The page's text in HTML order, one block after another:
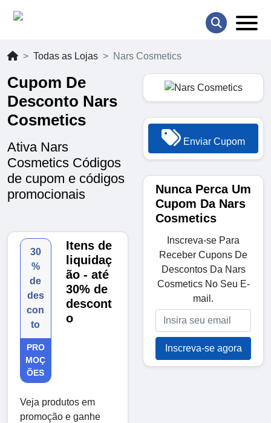
Todas as Lojas Nars Cosmetics
Cupom De
Desconto Nars
Cosmetics
Ativa Nars
Cosmetics Códigos
de cupom e códigos
promocionais
30
%
de
des
con
to
PRO
MOÇ
ÕES
Itens de
liquidaç
ão - até
30% de
descont
o
Veja produtos em
promoção e ganhe
Enviar Cupom
Nunca Perca Um
Cupom Da Nars
Cosmetics
Inscreva-se Para
Receber Cupons De
Descontos Da Nars
Cosmetics No Seu E-
mail.
Inscreva-se agora